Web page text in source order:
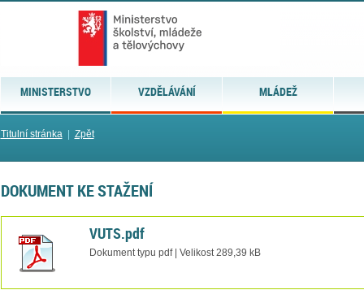
MINISTERSTVO VZDĚLÁVÁNÍ MLÁDEŽ
Titulní stránka| Zpět
DOKUMENT KE STAŽENÍ
VUTS.pdf
Dokument typu pdf | Velikost 289,39 kB